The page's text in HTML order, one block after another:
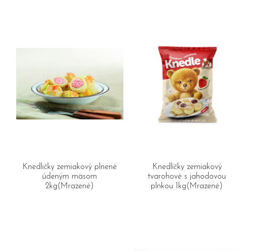
Knedličky zemiakový plnené
údeným mäsom
2kg(Mrazené)
Knedlíčky zemiakový
tvarohové s jahodovou
plnkou 1kg(Mrazené)